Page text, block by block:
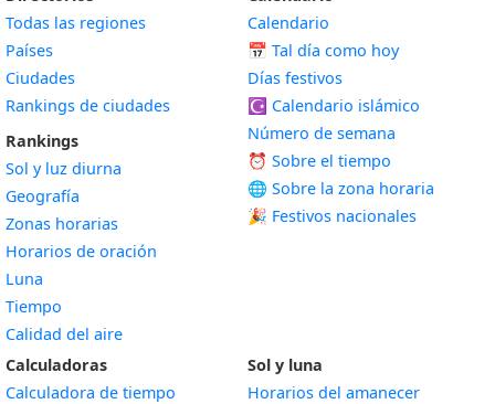
Todas las regiones
Países
Ciudades
Rankings de ciudades
Rankings
Sol y luz diurna
Geografía
Zonas horarias
Horarios de oración
Luna
Tiempo
Calidad del aire
Calendario
📅 Tal día como hoy
Días festivos
☪️ Calendario islámico
Número de semana
⏰ Sobre el tiempo
🌐 Sobre la zona horaria
🎉 Festivos nacionales
Calculadoras
Calculadora de tiempo
Sol y luna
Horarios del amanecer